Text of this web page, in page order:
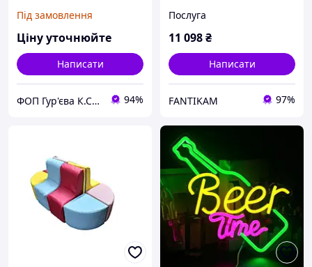
Під замовлення
Ціну уточнюйте
Написати
ФОП Гур'єва К.С. - менюхолдери, пластикові підставки, таблички, бейджі, ХоРеКа 94%
Послуга
11 098₴
Написати
FANTIKAM 97%